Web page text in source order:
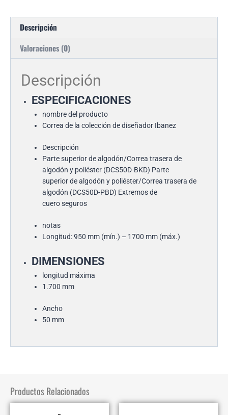
Descripción
Valoraciones (0)
Descripción
ESPECIFICACIONES
nombre del producto
Correa de la colección de diseñador Ibanez
Descripción
Parte superior de algodón/Correa trasera de
algodón y poliéster (DCS50D-BKD) Parte
superior de algodón y poliéster/Correa trasera de
algodón (DCS50D-PBD) Extremos de
cuero seguros
notas
Longitud: 950 mm (mín.) – 1700 mm (máx.)
DIMENSIONES
longitud máxima
1.700 mm
Ancho
50 mm
Productos Relacionados